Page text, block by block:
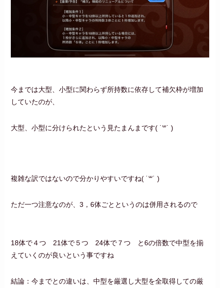
今までは大型、小型に関わらず所持数に依存して補欠枠が増加
していたのが、
大型、小型に分けられたという見たまんまです‪( ˙꒳​˙ )
複雑な訳ではないので分かりやすいですね‪( ˙꒳​˙ )
ただ一つ注意なのが、3，6体ごとというのは併用されるので
18体で４つ 21体で５つ 24体で７つ と6の倍数で中型を揃
えていくのが良いという事ですね
結論：今までとの違いは、中型を厳選し大型を全取得しての厳